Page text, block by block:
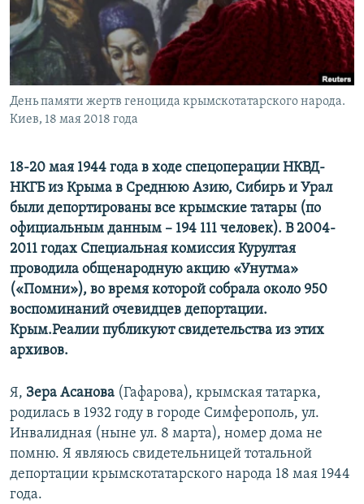
ПОБЕДИТЕЛЕЙ НЕ СУДЯТ?
КРЫМ.НЕПОКОРЕННЫЙ
ELIFBE
УКРАИНСКАЯ ПРОБЛЕМА КРЫМА
ПРИСОЕДИНЯЙТЕСЬ!
Все сайты RFE/RL
День памяти жертв геноцида крымскотатарского народа.
Киев, 18 мая 2018 года
18-20 мая 1944 года в ходе спецоперации НКВД-
НКГБ из Крыма в Среднюю Азию, Сибирь и Урал
были депортированы все крымские татары (по
официальным данным – 194 111 человек). В 2004-
2011 годах Специальная комиссия Курултая
проводила общенародную акцию «Унутма»
(«Помни»), во время которой собрала около 950
воспоминаний очевидцев депортации.
Крым.Реалии публикуют свидетельства из этих
архивов.
Я, Зера Асанова (Гафарова), крымская татарка,
родилась в 1932 году в городе Симферополь, ул.
Инвалидная (ныне ул. 8 марта), номер дома не
помню. Я являюсь свидетельницей тотальной
депортации крымскотатарского народа 18 мая 1944
года.